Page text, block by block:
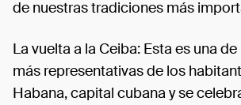
de nuestras tradiciones más
La vuelta a la Ceiba: Esta es una
más representativas de los
Habana, capital cubana y se